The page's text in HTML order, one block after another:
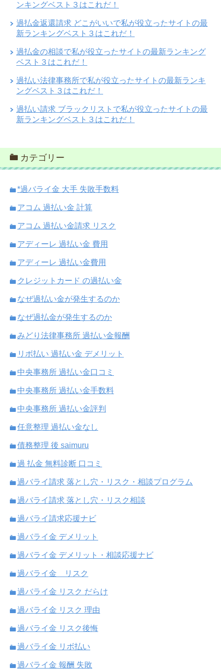
ンキングベスト３はこれだ！
過払金返還請求 どこがいいで私が役立ったサイトの最
新ランキングベスト３はこれだ！
過払金の相談で私が役立ったサイトの最新ランキング
ベスト３はこれだ！
過払い法律事務所で私が役立ったサイトの最新ランキ
ングベスト３はこれだ！
過払い請求 ブラックリストで私が役立ったサイトの最
新ランキングベスト３はこれだ！
カテゴリー
*過バライ金 大手 失敗手数料
アコム 過払い金 計算
アコム 過払い金請求 リスク
アディーレ 過払い金 費用
アディーレ 過払い金費用
クレジットカード の過払い金
なぜ過払い金が発生するのか
なぜ過払金が発生するのか
みどり法律事務所 過払い金報酬
リボ払い 過払い金 デメリット
中央事務所 過払い金口コミ
中央事務所 過払い金手数料
中央事務所 過払い金評判
任意整理 過払い金なし
債務整理 後 saimuru
過 払金 無料診断 口コミ
過バライ請求 落とし穴・リスク・相談プログラム
過バライ請求 落とし穴・リスク相談
過バライ請求応援ナビ
過バライ金 デメリット
過バライ金 デメリット・相談応援ナビ
過バライ金 リスク
過バライ金 リスク だらけ
過バライ金 リスク 理由
過バライ金 リスク後悔
過バライ金 リボ払い
過バライ金 報酬 失敗